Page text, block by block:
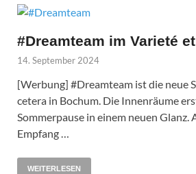
#Dreamteam im Varieté
14. September 2024
[Werbung] #Dreamteam ist die neue
cetera in Bochum. Die Innenräume
Sommerpause in einem neuen Glanz.
Empfang …
WEITERLESEN